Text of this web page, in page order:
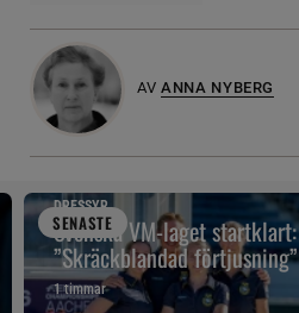
AV ANNA NYBERG
SENASTE
DRESSYR
Svenska VM-laget startklart:
”Skräckblandad förtjusning”
1 timmar